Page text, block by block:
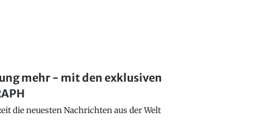
mehr - mit den exklusiven
die neuesten Nachrichten aus der Welt